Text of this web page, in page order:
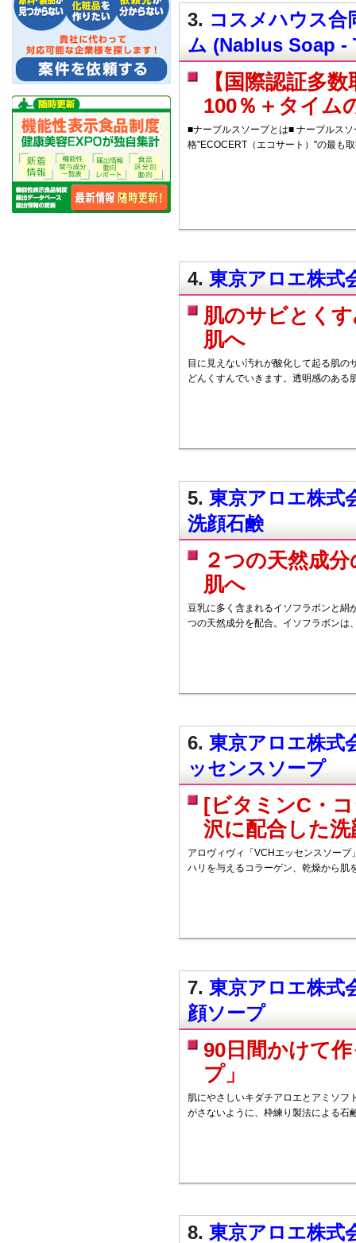
3. コスメハウス合
ム (Nablus Soap -
【国際認証多
100％＋タイム
■ナーブルスソープとは■ ナーブルス
格"ECOCERT（エコサート）"の最も
4. 東京アロエ株
肌のサビとく
肌へ
目に見えない汚れが酸化して起る肌の
どんくすんでいきます。透明感のある
5. 東京アロエ株
洗顔石鹸
２つの天然成
肌へ
豆乳に多く含まれるイソフラボンと絹
つの天然成分を配合。イソフラボンは
6. 東京アロエ株
ッセンスソープ
[ビタミンC・
沢に配合した洗
アロヴィヴィ「VCHエッセンスソー
ハリを与えるコラーゲン、乾燥から肌
7. 東京アロエ株
顔ソープ
90日間かけて
プ」
肌にやさしいキダチアロエとアミソフ
がさないように、枠練り製法による石
8. 東京アロエ株